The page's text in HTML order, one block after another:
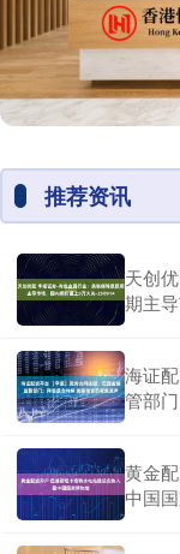
推荐资讯
天创
期主
海证
管部
黄金
中国